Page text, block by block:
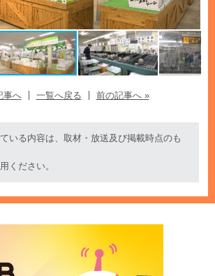
事へ 一覧へ戻る 前の記事へ »
いる内容は、取材・放送及び掲載時点のも
ください。